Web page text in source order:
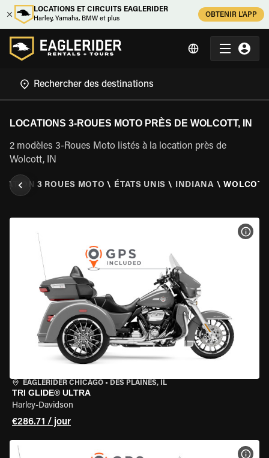
LOCATIONS ET CIRCUITS EAGLERIDER
Harley, Yamaha, BMW et plus
OBTENIR L'APP
LOCATIONS 3-ROUES MOTO PRÈS DE WOLCOTT, IN
2 modèles 3-Roues Moto listés à la location près de
Wolcott, IN
3 ROUES MOTO \ ÉTATS UNIS \ INDIANA \
EAGLERIDER CHICAGO • DES PLAINES, IL
TRI GLIDE® ULTRA
Harley-Davidson
€286.71 / jour